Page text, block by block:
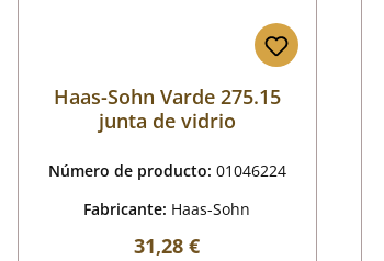
Haas-Sohn Varde 275.15
junta de vidrio
Número de producto: 01046224
Fabricante: Haas-Sohn
Precio normal:
31,28 €